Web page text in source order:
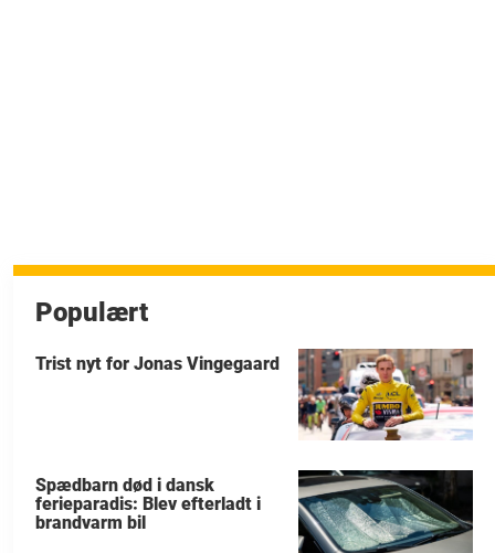
Populært
Trist nyt for Jonas Vingegaard
Spædbarn død i dansk
ferieparadis: Blev efterladt i
brandvarm bil